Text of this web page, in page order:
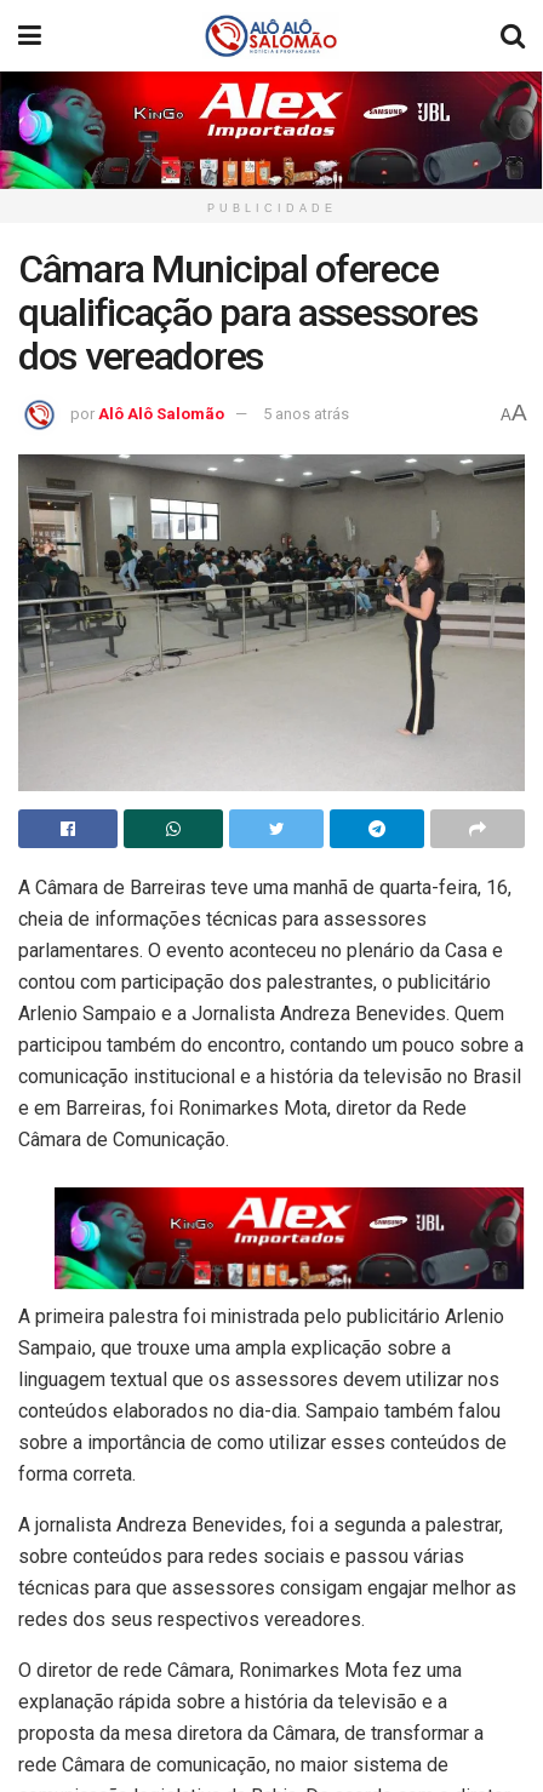
PUBLICIDADE
Câmara Municipal oferece
qualificação para assessores
dos vereadores
por Alô Alô Salomão 5 anos atrás AA
A Câmara de Barreiras teve uma manhã de quarta-feira, 16,
cheia de informações técnicas para assessores
parlamentares. O evento aconteceu no plenário da Casa e
contou com participação dos palestrantes, o publicitário
Arlenio Sampaio e a Jornalista Andreza Benevides. Quem
participou também do encontro, contando um pouco sobre a
comunicação institucional e a história da televisão no Brasil
e em Barreiras, foi Ronimarkes Mota, diretor da Rede
Câmara de Comunicação.
A primeira palestra foi ministrada pelo publicitário Arlenio
Sampaio, que trouxe uma ampla explicação sobre a
linguagem textual que os assessores devem utilizar nos
conteúdos elaborados no dia-dia. Sampaio também falou
sobre a importância de como utilizar esses conteúdos de
forma correta.
A jornalista Andreza Benevides, foi a segunda a palestrar,
sobre conteúdos para redes sociais e passou várias
técnicas para que assessores consigam engajar melhor as
redes dos seus respectivos vereadores.
O diretor de rede Câmara, Ronimarkes Mota fez uma
explanação rápida sobre a história da televisão e a
proposta da mesa diretora da Câmara, de transformar a
rede Câmara de comunicação, no maior sistema de